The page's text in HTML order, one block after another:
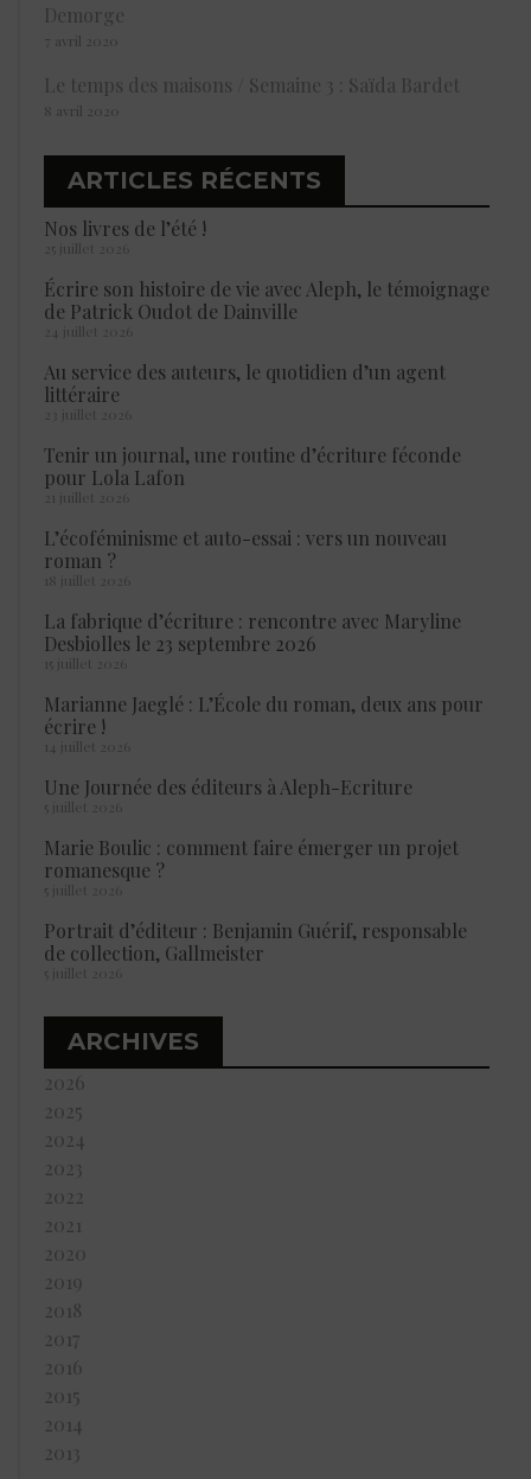
Demorge
7 avril 2020
Le temps des maisons / Semaine 3 : Saïda Bardet
8 avril 2020
ARTICLES RÉCENTS
Nos livres de l’été !
25 juillet 2026
Écrire son histoire de vie avec Aleph, le témoignage
de Patrick Oudot de Dainville
24 juillet 2026
Au service des auteurs, le quotidien d’un agent
littéraire
23 juillet 2026
Tenir un journal, une routine d’écriture féconde
pour Lola Lafon
21 juillet 2026
L’écoféminisme et auto-essai : vers un nouveau
roman ?
18 juillet 2026
La fabrique d’écriture : rencontre avec Maryline
Desbiolles le 23 septembre 2026
15 juillet 2026
Marianne Jaeglé : L’École du roman, deux ans pour
écrire !
14 juillet 2026
Une Journée des éditeurs à Aleph-Ecriture
5 juillet 2026
Marie Boulic : comment faire émerger un projet
romanesque ?
5 juillet 2026
Portrait d’éditeur : Benjamin Guérif, responsable
de collection, Gallmeister
5 juillet 2026
ARCHIVES
2026
2025
2024
2023
2022
2021
2020
2019
2018
2017
2016
2015
2014
2013